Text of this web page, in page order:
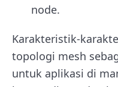
node.
Karakteristik-
topologi mesh
untuk aplikasi di